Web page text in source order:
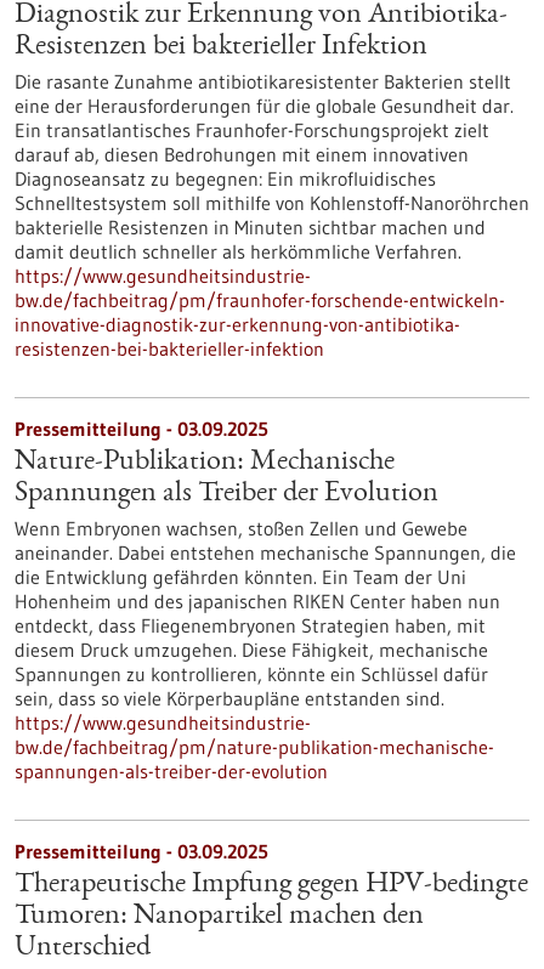
Diagnostik zur Erkennung von Antibiotika-
Resistenzen bei bakterieller Infektion
Die rasante Zunahme antibiotikaresistenter Bakterien stellt
eine der Herausforderungen für die globale Gesundheit dar.
Ein transatlantisches Fraunhofer-Forschungsprojekt zielt
darauf ab, diesen Bedrohungen mit einem innovativen
Diagnoseansatz zu begegnen: Ein mikrofluidisches
Schnelltestsystem soll mithilfe von Kohlenstoff-Nanoröhrchen
bakterielle Resistenzen in Minuten sichtbar machen und
damit deutlich schneller als herkömmliche Verfahren.
https://www.gesundheitsindustrie-
bw.de/fachbeitrag/pm/fraunhofer-forschende-entwickeln-
innovative-diagnostik-zur-erkennung-von-antibiotika-
resistenzen-bei-bakterieller-infektion
Pressemitteilung - 03.09.2025
Nature-Publikation: Mechanische
Spannungen als Treiber der Evolution
Wenn Embryonen wachsen, stoßen Zellen und Gewebe
aneinander. Dabei entstehen mechanische Spannungen, die
die Entwicklung gefährden könnten. Ein Team der Uni
Hohenheim und des japanischen RIKEN Center haben nun
entdeckt, dass Fliegenembryonen Strategien haben, mit
diesem Druck umzugehen. Diese Fähigkeit, mechanische
Spannungen zu kontrollieren, könnte ein Schlüssel dafür
sein, dass so viele Körperbaupläne entstanden sind.
https://www.gesundheitsindustrie-
bw.de/fachbeitrag/pm/nature-publikation-mechanische-
spannungen-als-treiber-der-evolution
Pressemitteilung - 03.09.2025
Therapeutische Impfung gegen HPV-bedingte
Tumoren: Nanopartikel machen den
Unterschied